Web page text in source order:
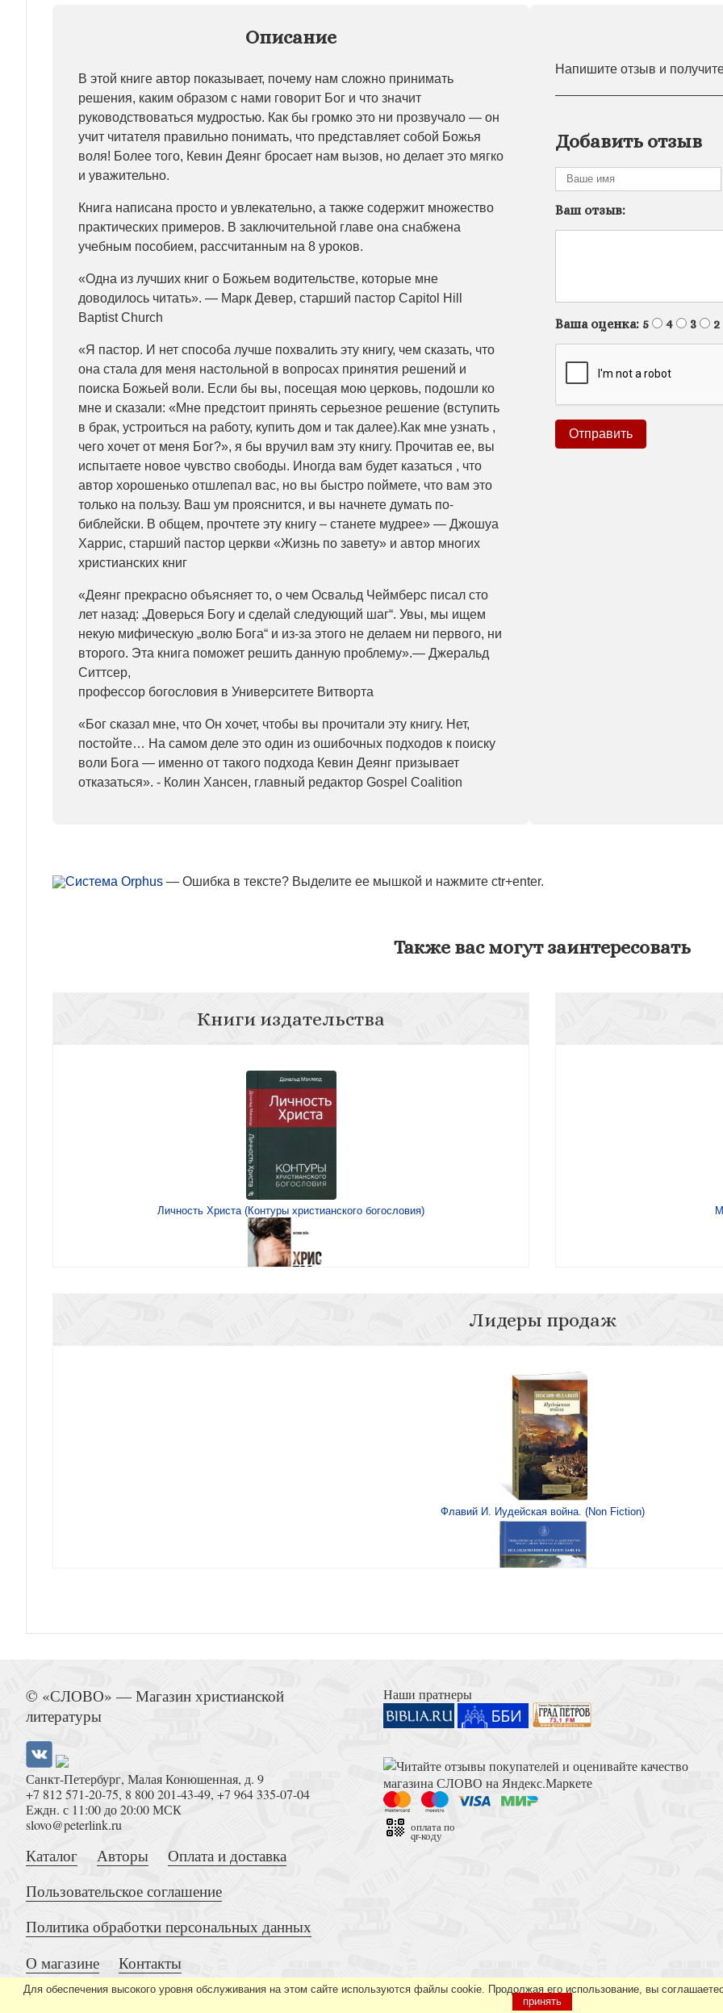
Описание
В этой книге автор показывает, почему нам сложно принимать
решения, каким образом с нами говорит Бог и что значит
руководствоваться мудростью. Как бы громко это ни прозвучало — он
учит читателя правильно понимать, что представляет собой Божья
воля! Более того, Кевин Деянг бросает нам вызов, но делает это мягко
и уважительно.
Книга написана просто и увлекательно, а также содержит множество
практических примеров. В заключительной главе она снабжена
учебным пособием, рассчитанным на 8 уроков.
«Одна из лучших книг о Божьем водительстве, которые мне
доводилось читать». — Марк Девер, старший пастор Capitol Hill
Baptist Church
«Я пастор. И нет способа лучше похвалить эту книгу, чем сказать, что
она стала для меня настольной в вопросах принятия решений и
поиска Божьей воли. Если бы вы, посещая мою церковь, подошли ко
мне и сказали: «Мне предстоит принять серьезное решение (вступить
в брак, устроиться на работу, купить дом и так далее).Как мне узнать ,
чего хочет от меня Бог?», я бы вручил вам эту книгу. Прочитав ее, вы
испытаете новое чувство свободы. Иногда вам будет казаться , что
автор хорошенько отшлепал вас, но вы быстро поймете, что вам это
только на пользу. Ваш ум прояснится, и вы начнете думать по-
библейски. В общем, прочтете эту книгу – станете мудрее» — Джошуа
Харрис, старший пастор церкви «Жизнь по завету» и автор многих
христианских книг
«Деянг прекрасно объясняет то, о чем Освальд Чеймберс писал сто
лет назад: „Доверься Богу и сделай следующий шаг“. Увы, мы ищем
некую мифическую „волю Бога“ и из-за этого не делаем ни первого, ни
второго. Эта книга поможет решить данную проблему».— Джеральд
Ситтсер,
профессор богословия в Университете Витворта
«Бог сказал мне, что Он хочет, чтобы вы прочитали эту книгу. Нет,
постойте… На самом деле это один из ошибочных подходов к поиску
воли Бога — именно от такого подхода Кевин Деянг призывает
отказаться». - Колин Хансен, главный редактор Gospel Coalition
Напишите отзыв и
Добавить отзыв
Ваш отзыв:
Ваша оценка: 5 4 3 2
— Ошибка в тексте? Выделите ее мышкой и нажмите ctr+enter.
Также вас могут заинтересовать
Поверить Богу на
Книги издательства
Личность Христа (Контуры христианского богословия)
Нейропластичность: как сделать мозг лучше? Пособие для мам
Проповедь Евангелия и истинное обращение
Лидеры продаж
Флавий И. Иудейская война. (Non Fiction)
Книга Иисуса Навина
Толкование на Апокалипсис (Тихоний Африканский)
© «СЛОВО» — Магазин христианской
литературы
Санкт-Петербург, Малая Конюшенная, д. 9
+7 812 571-20-75, 8 800 201-43-49, +7 964 335-07-04
Еждн. с 11:00 до 20:00 МСК
slovo@peterlink.ru
Каталог Авторы
Оплата и доставка
Пользовательское соглашение
Политика обработки персональных данных
О магазине
Контакты
Наши пратнеры
оплата по
qr-коду
Для обеспечения высокого уровня обслуживания на этом сайте используются файлы cookie. Продолжая его использование, вы
принять